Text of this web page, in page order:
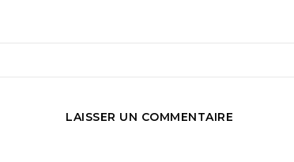
LAISSER UN COMMENTAIRE